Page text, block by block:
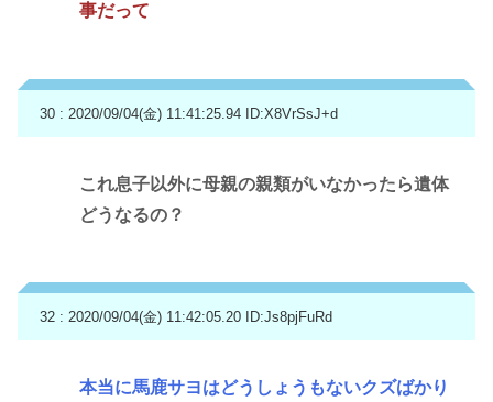
事だって
30 : 2020/09/04(金) 11:41:25.94 ID:X8VrSsJ+d
これ息子以外に母親の親類がいなかったら遺体
どうなるの？
32 : 2020/09/04(金) 11:42:05.20 ID:Js8pjFuRd
本当に馬鹿サヨはどうしょうもないクズばかり